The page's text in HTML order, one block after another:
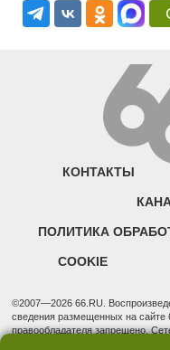
КОНТАКТЫ
ПОЛИТИКА
COOKIE
©2007—2026 66.RU.
сведения размещенных на сайте
правообладателя запрещено.